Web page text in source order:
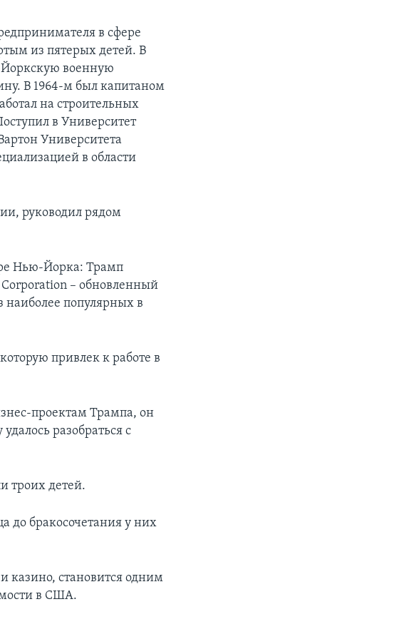
в сфере
из пятерых детей. В
Йоркскую военную
В 1964-м был капитаном
на строительных
в Университет
Университета
в области
руководил рядом
Нью-Йорка: Трамп
– обновленный
наиболее популярных в
привлек к работе в
проектам Трампа, он
разобраться с
троих детей.
до бракосочетания у них
казино, становится одним
в США.